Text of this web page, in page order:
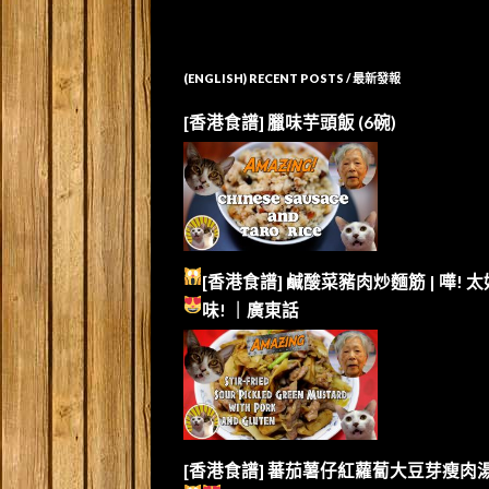
(ENGLISH) RECENT POSTS / 最新發報
[香港食譜] 臘味芋頭飯 (6碗)
[香港食譜] 鹹酸菜豬肉炒麵筋 | 嘩! 太
味!
｜廣東話
[香港食譜] 蕃茄薯仔紅蘿蔔大豆芽瘦肉